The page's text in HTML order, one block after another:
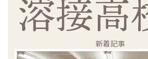
新着記事